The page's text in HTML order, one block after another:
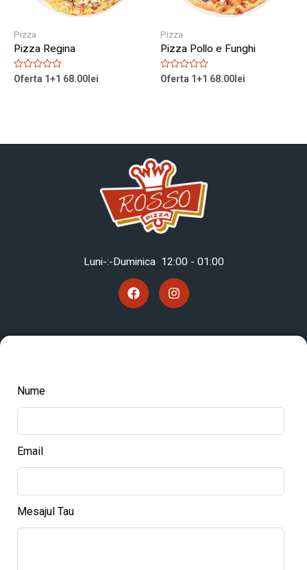
Pizza
Pizza Regina
Rated
Oferta 1+1 68.00 lei
Pizza
Pizza Pollo e Funghi
Rated
Oferta 1+1 68.00 lei
Luni-:-Duminica 12:00 - 01:00
Nume
Email
Mesajul Tau